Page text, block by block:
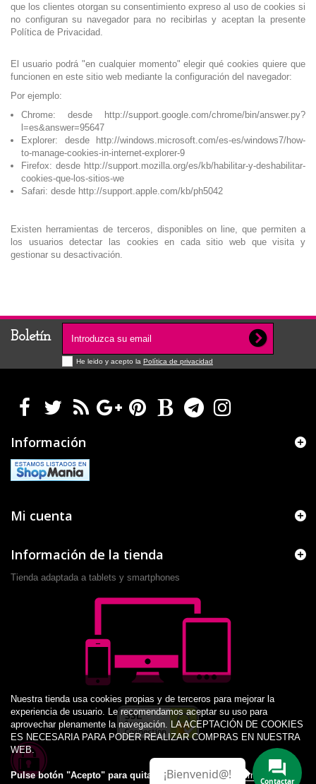
que los clientes otorgan su consentimiento expreso al uso de cookies si
no configuran su navegador para no recibirlas y aceptan la presente
Política de Privacidad.
El usuario podrá "en cualquier momento" elegir qué cookies quiere que
funcionen en este sitio web mediante la configuración del navegador:
Por ejemplo:
Chrome: desde http://support.google.com/chrome/bin/answer.py?
l=es&answer=95647
Explorer: desde http://windows.microsoft.com/es-es/windows7/how-
to-manage-cookies-in-internet-explorer-9
Firefox: desde http://support.mozilla.org/es/kb/habilitar-y-deshabilitar-
cookies-que-los-sitios-we
Safari: desde http://support.apple.com/kb/ph5042
Existen herramientas de terceros, disponibles on line, que permiten a
los usuarios detectar las cookies en cada sitio web que visita y
gestionar su desactivación.
Boletín
He leido y acepto la Política de privacidad
Información
Mi cuenta
Información de la tienda
Tienda adaptada a tablets y smartphones
Contactar
¡Bienvenid@!
Nuestra tienda usa cookies propias y de terceros para mejorar la
experiencia de usuario. Le recomendamos aceptar su uso para
aprovechar plenamente la navegación. LA ACEPTACIÓN DE COOKIES
ES NECESARIA PARA PODER REALIZAR COMPRAS EN NUESTRA
WEB.
Pulse botón "Acepto" para quitar este aviso.
Más información